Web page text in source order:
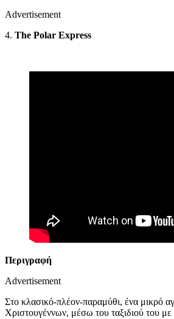
Advertisement
4. The Polar Express
Περιγραφή
Advertisement
Στο κλασικό-πλέον-παραμύθι, ένα μικρό
Χριστουγέννων, μέσω του ταξιδιού του με